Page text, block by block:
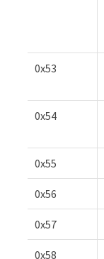
0x53
0x54
0x55
0x56
0x57
0x58